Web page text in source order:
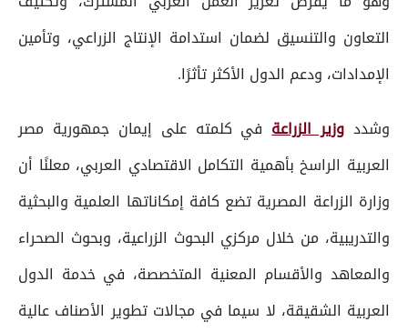
التعاون والتنسيق لضمان استدامة الإنتاج الزراعي، وتأمين
الإمدادات، ودعم الدول الأكثر تأثرًا.
وشدد وزير الزراعةفي كلمته على إيمان جمهورية مصر
العربية الراسخ بأهمية التكامل الاقتصادي العربي، معلنًا أن
وزارة الزراعة المصرية تضع كافة إمكاناتها العلمية والبحثية
والتدريبية، من خلال مركزي البحوث الزراعية، وبحوث الصحراء
والمعاهد والأقسام المعنية المتخصصة، في خدمة الدول
العربية الشقيقة، لا سيما في مجالات تطوير الأصناف عالية